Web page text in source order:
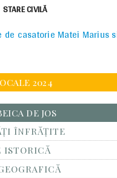
CATEGORIES
STARE CIVILĂ
de casatorie Matei Marius
2024
DE JOS
ÎNFRĂŢITE
ISTORICĂ